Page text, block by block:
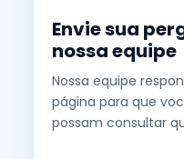
Envie sua
nossa equipe
Nossa equipe
página para que
possam consultar